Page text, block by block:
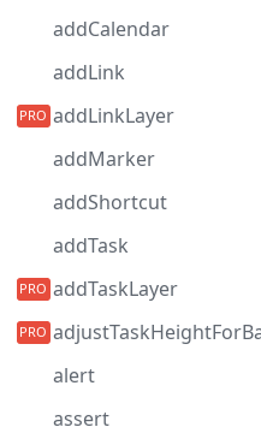
addCalendar
addLink
addLinkLayer
addMarker
addShortcut
addTask
addTaskLayer
alert
assert